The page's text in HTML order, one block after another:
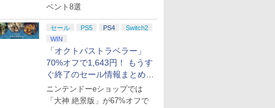
ベント8選
セール PS5 PS4
Switch2
WIN
「オクトパストラベラー」
70%オフで1,643円！ もうす
ぐ終了のセール情報まとめ
【8月8日更新】
ニンテンドーeショップでは
「大神 絶景版」が67%オフで